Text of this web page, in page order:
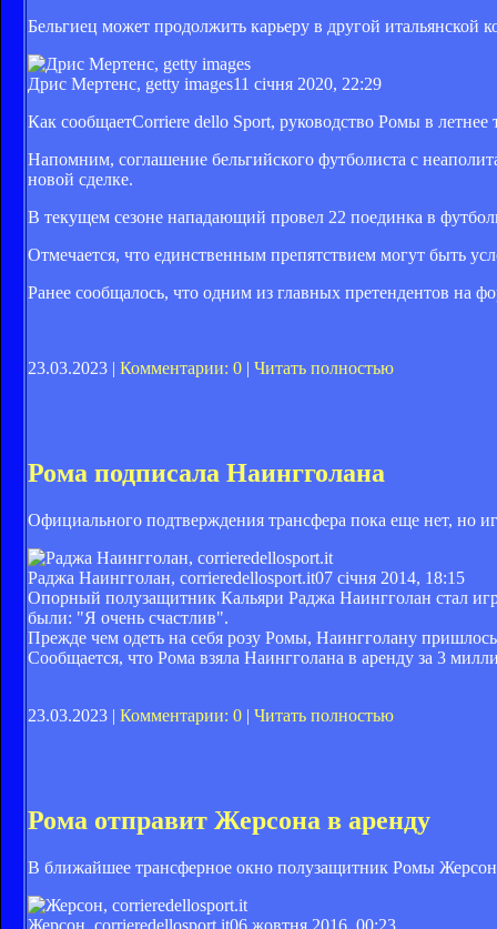
Бельгиец может продолжить карьеру в другой итальянской
Дрис Мертенс, getty images11 січня 2020, 22:29
Как сообщаетCorriere dello Sport, руководство Ромы в
Напомним, соглашение бельгийского футболиста с
новой сделке.
В текущем сезоне нападающий провел 22 поединка в
Отмечается, что единственным препятствием могут быть
Ранее сообщалось, что одним из главных претендентов на
23.03.2023 | Комментарии: 0 | Читать полностью
Рома подписала Наингголана
Официального подтверждения трансфера пока еще нет, но
Раджа Наингголан, corrieredellosport.it07 січня 2014, 18:15
Опорный полузащитник Кальяри Раджа Наингголан стал
были: "Я очень счастлив".
Прежде чем одеть на себя розу Ромы, Наингголану
Сообщается, что Рома взяла Наингголана в аренду за 3
23.03.2023 | Комментарии: 0 | Читать полностью
Рома отправит Жерсона в аренду
В ближайшее трансферное окно полузащитник Ромы Жерсон
Жерсон, corrieredellosport.it06 жовтня 2016, 00:23